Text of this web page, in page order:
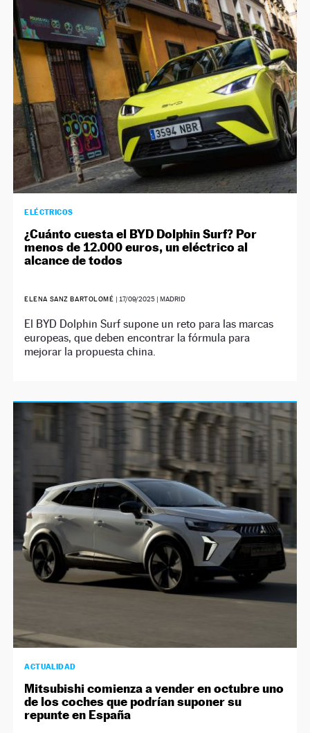
ELÉCTRICOS
¿Cuánto cuesta el BYD Dolphin Surf? Por
menos de 12.000 euros, un eléctrico al
alcance de todos
ELENA SANZ BARTOLOMÉ | 17/09/2025| MADRID
El BYD Dolphin Surf supone un reto para las marcas
europeas, que deben encontrar la fórmula para
mejorar la propuesta china.
ACTUALIDAD
Mitsubishi comienza a vender en octubre uno
de los coches que podrían suponer su
repunte en España